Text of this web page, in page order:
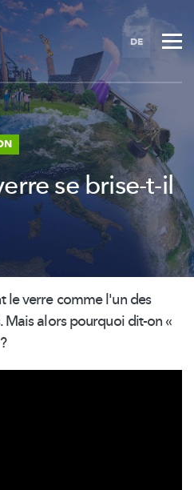
DE
se brise-t-il
le verre comme l'un des
Mais alors pourquoi dit-on «